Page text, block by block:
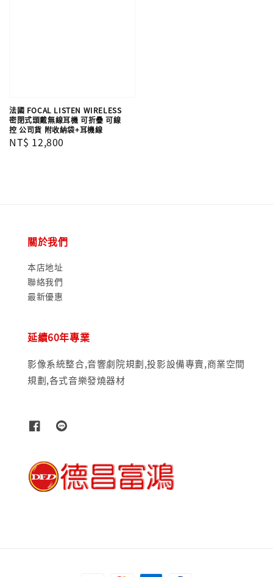
法國 FOCAL LISTEN WIRELESS
密閉式頭戴無線耳機 可折疊 可線
控 公司貨 附收納袋+耳機線
Regular
NT$ 12,800
關於我們
本店地址
聯絡我們
最新優惠
延續60年專業
影像系統整合,音響劇院規劃,投影設備專賣,商業空間
規劃,各式音樂發燒器材